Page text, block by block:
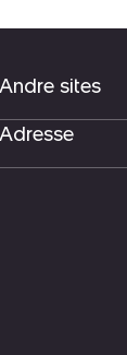
Andre sites
Adresse